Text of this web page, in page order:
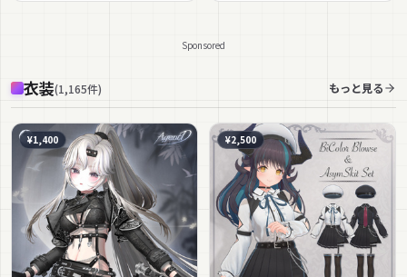
Sponsored
衣装(1,165件) もっと見る
¥1,400 ¥2,500